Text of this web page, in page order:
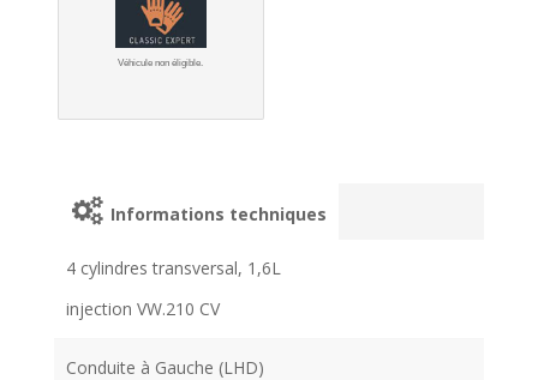
Véhicule non éligible.
Informations techniques
4 cylindres transversal, 1,6L
injection VW.210 CV
Conduite à Gauche (LHD)